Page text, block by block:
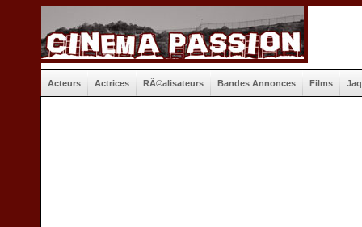
Acteurs Actrices RÃ©alisateurs Bandes Annonces Films